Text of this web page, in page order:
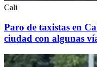
Cali
Paro de taxistas en
ciudad con algunas